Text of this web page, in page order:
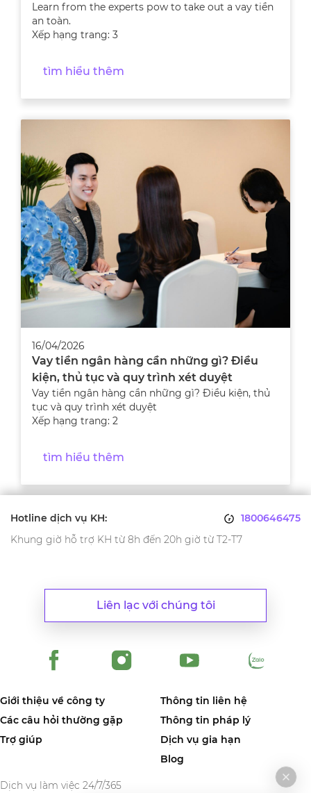
Learn from the experts рow to take out a vay tiền
an toàn.
Xếp hạng trang: 3
tìm hiểu thêm
16/04/2026
Vay tiền ngân hàng cần những gì? Điều
kiện, thủ tục và quy trình xét duyệt
Vay tiền ngân hàng cần những gì? Điều kiện, thủ
tục và quy trình xét duyệt
Xếp hạng trang: 2
tìm hiểu thêm
Giới thiệu về công ty
Các câu hỏi thường gặp
Trợ giúp
Thông tin liên hệ
Thông tin pháp lý
Dịch vụ gia hạn
Blog
Dịch vụ làm việc 24/7/365
Liên lạc với chúng tôi
Hotline dịch vụ KH:
1800646475
Khung giờ hỗ trợ KH từ 8h đến 20h giờ từ T2-T7